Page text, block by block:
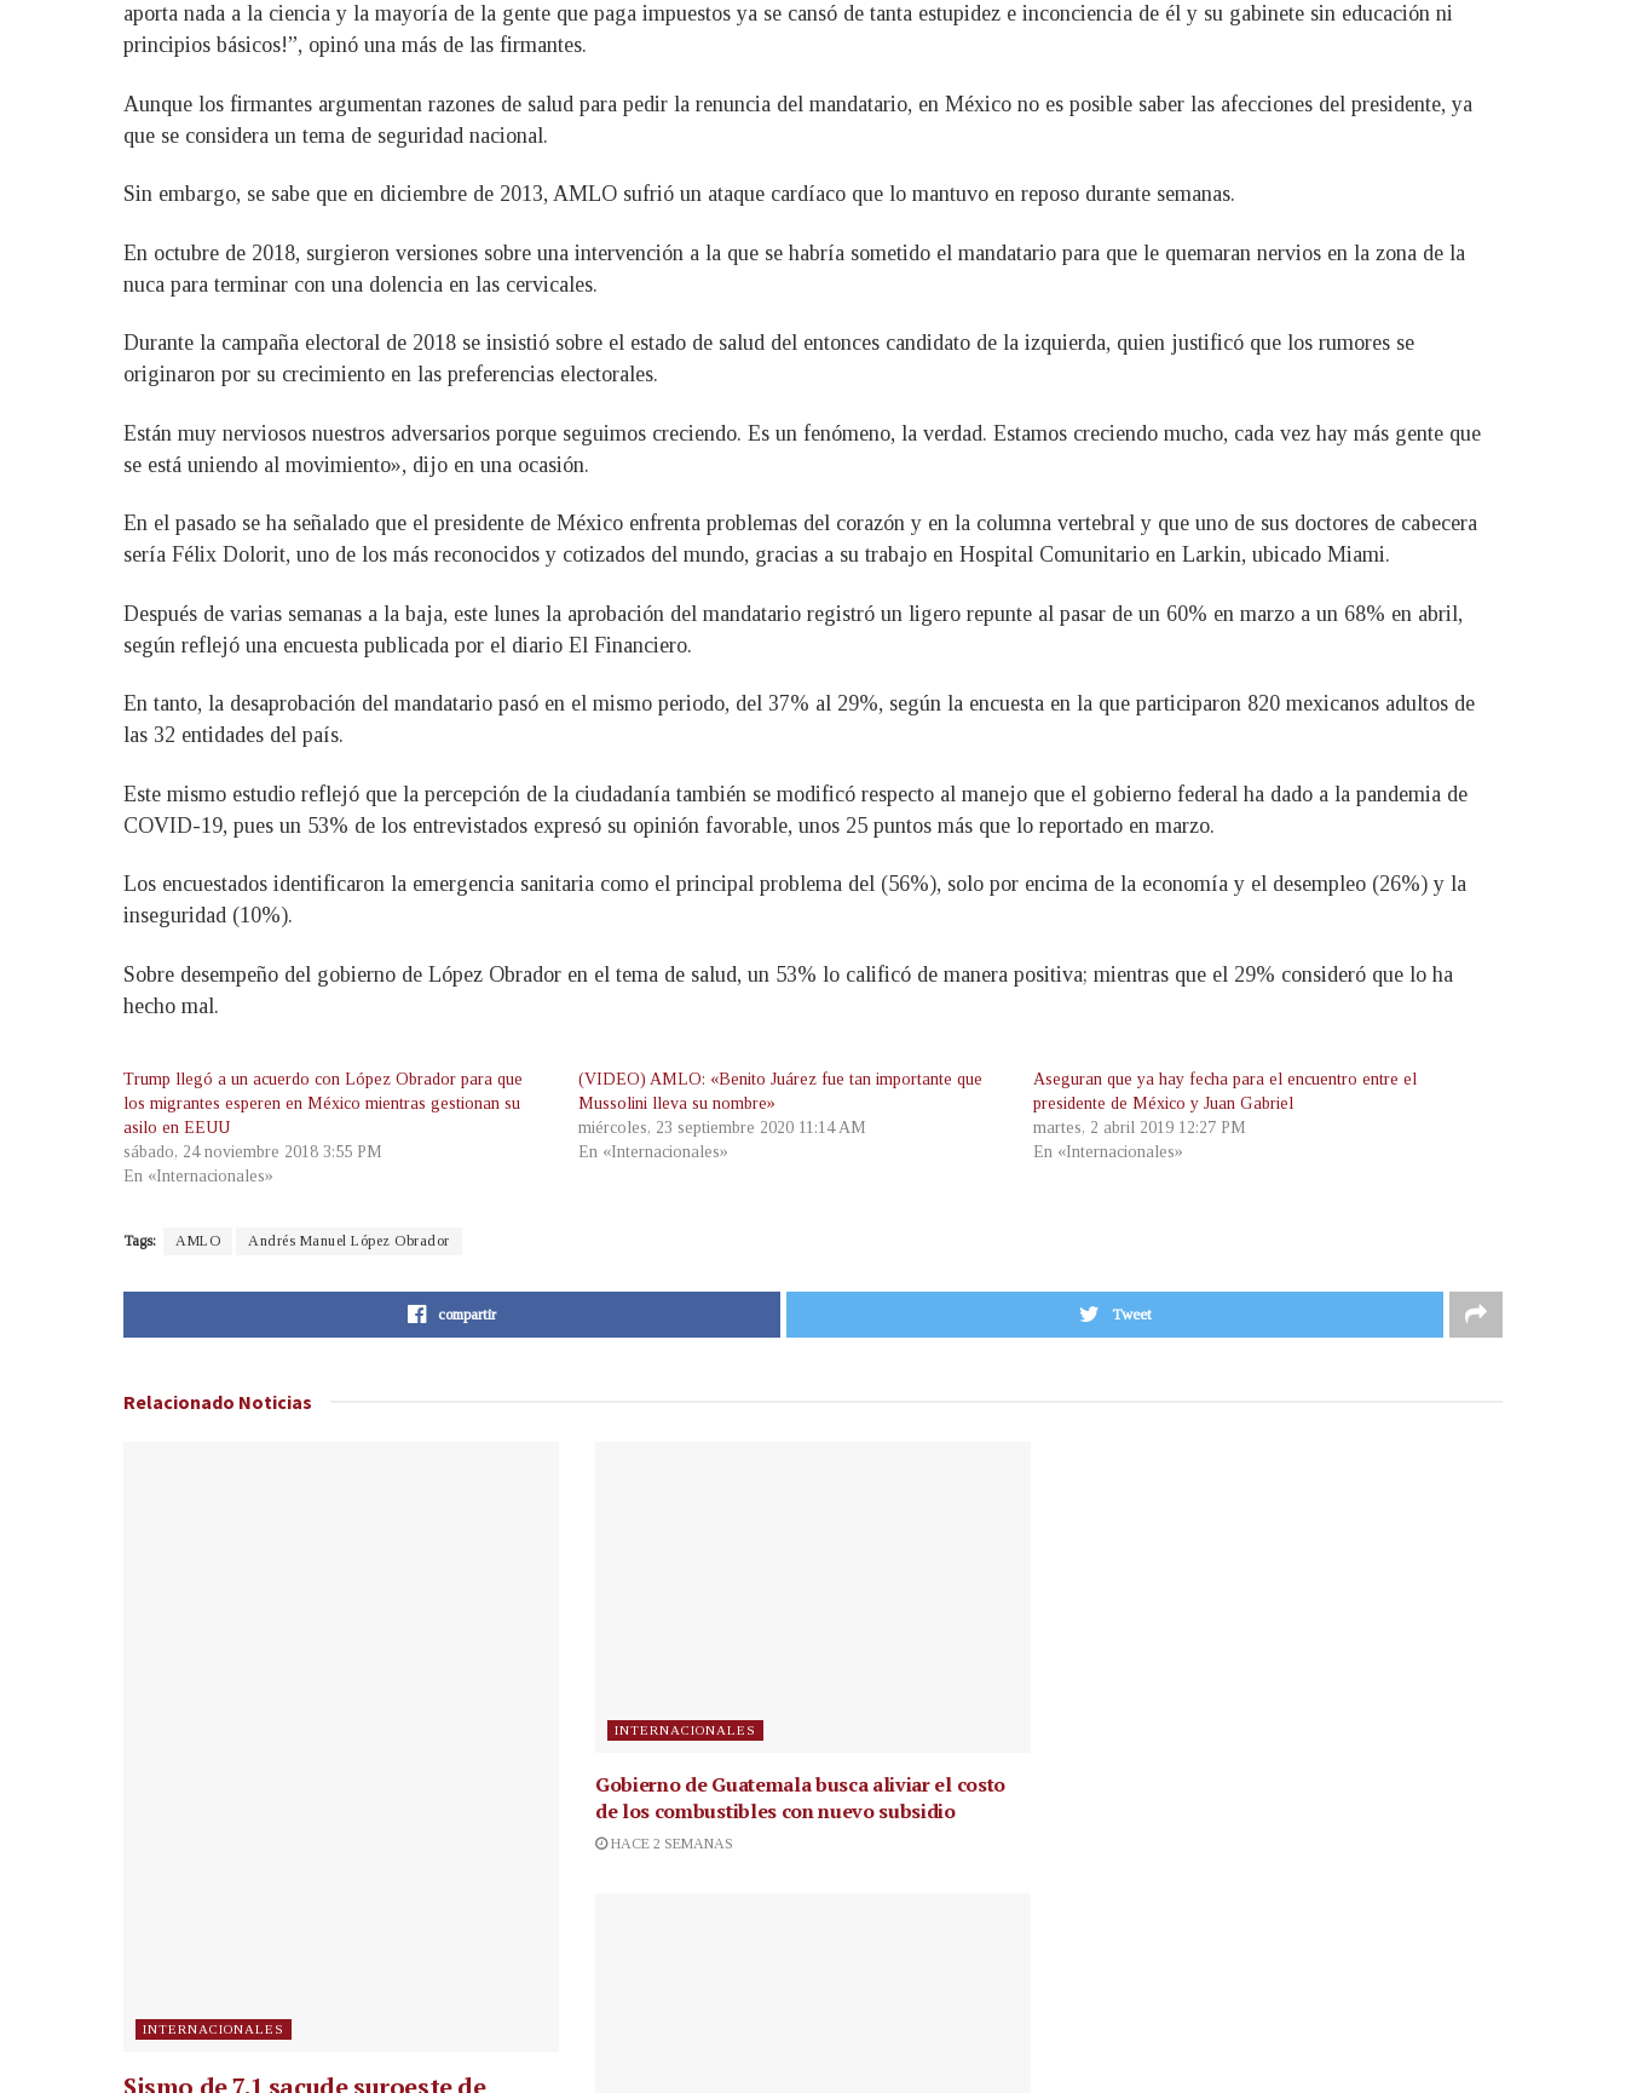
aporta nada a la ciencia y la mayoría de la gente que paga impuestos ya se cansó de tanta estupidez e inconciencia de él y su gabinete sin educación ni
principios básicos!”, opinó una más de las firmantes.
Aunque los firmantes argumentan razones de salud para pedir la renuncia del mandatario, en México no es posible saber las afecciones del presidente, ya
que se considera un tema de seguridad nacional.
Sin embargo, se sabe que en diciembre de 2013, AMLO sufrió un ataque cardíaco que lo mantuvo en reposo durante semanas.
En octubre de 2018, surgieron versiones sobre una intervención a la que se habría sometido el mandatario para que le quemaran nervios en la zona de la
nuca para terminar con una dolencia en las cervicales.
Durante la campaña electoral de 2018 se insistió sobre el estado de salud del entonces candidato de la izquierda, quien justificó que los rumores se
originaron por su crecimiento en las preferencias electorales.
Están muy nerviosos nuestros adversarios porque seguimos creciendo. Es un fenómeno, la verdad. Estamos creciendo mucho, cada vez hay más gente que
se está uniendo al movimiento», dijo en una ocasión.
En el pasado se ha señalado que el presidente de México enfrenta problemas del corazón y en la columna vertebral y que uno de sus doctores de cabecera
sería Félix Dolorit, uno de los más reconocidos y cotizados del mundo, gracias a su trabajo en Hospital Comunitario en Larkin, ubicado Miami.
Después de varias semanas a la baja, este lunes la aprobación del mandatario registró un ligero repunte al pasar de un 60% en marzo a un 68% en abril,
según reflejó una encuesta publicada por el diario El Financiero.
En tanto, la desaprobación del mandatario pasó en el mismo periodo, del 37% al 29%, según la encuesta en la que participaron 820 mexicanos adultos de
las 32 entidades del país.
Este mismo estudio reflejó que la percepción de la ciudadanía también se modificó respecto al manejo que el gobierno federal ha dado a la pandemia de
COVID-19, pues un 53% de los entrevistados expresó su opinión favorable, unos 25 puntos más que lo reportado en marzo.
Los encuestados identificaron la emergencia sanitaria como el principal problema del (56%), solo por encima de la economía y el desempleo (26%) y la
inseguridad (10%).
Sobre desempeño del gobierno de López Obrador en el tema de salud, un 53% lo calificó de manera positiva; mientras que el 29% consideró que lo ha
hecho mal.
Trump llegó a un acuerdo con López Obrador para que
los migrantes esperen en México mientras gestionan su
asilo en EEUU
sábado, 24 noviembre 2018 3:55 PM
En «Internacionales»
(VIDEO) AMLO: «Benito Juárez fue tan importante que
Mussolini lleva su nombre»
miércoles, 23 septiembre 2020 11:14 AM
En «Internacionales»
Aseguran que ya hay fecha para el encuentro entre el
presidente de México y Juan Gabriel
martes, 2 abril 2019 12:27 PM
En «Internacionales»
Tags: AMLO Andrés Manuel López Obrador
compartir Tweet
Relacionado Noticias
INTERNACIONALES
Sismo de 7.1 sacude suroeste de
INTERNACIONALES
Gobierno de Guatemala busca aliviar el costo
de los combustibles con nuevo subsidio
HACE 2 SEMANAS